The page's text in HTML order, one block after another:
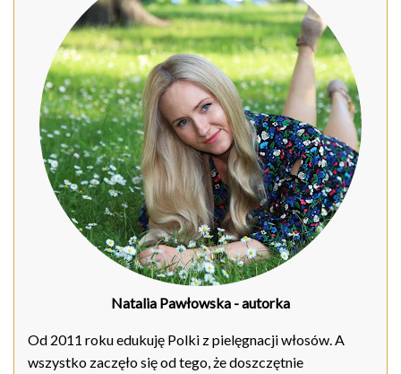
Natalia Pawłowska - autorka
Od 2011 roku edukuję Polki z pielęgnacji włosów. A
wszystko zaczęło się od tego, że doszczętnie